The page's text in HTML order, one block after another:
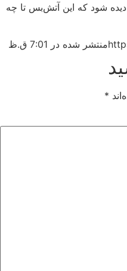
شود که این آتش‌بس تا چه
منتشر شده در 7:01 ق.ظ
*